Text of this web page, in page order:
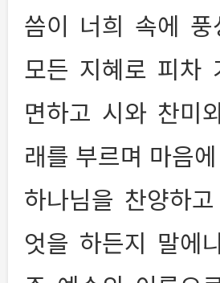
씀이 너희 속에 풍
모든 지혜로 피차
면하고 시와 찬미
래를 부르며 마음
하나님을 찬양하고
엇을 하든지 말에